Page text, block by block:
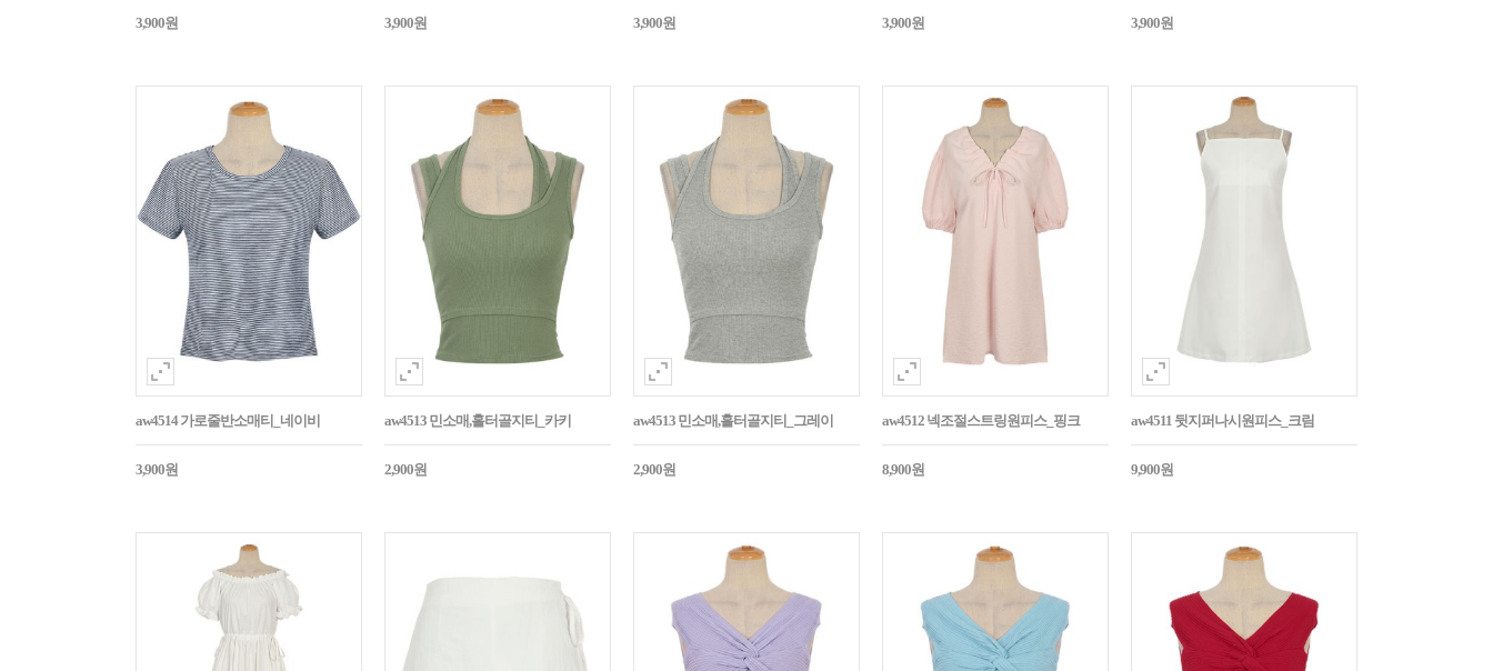
3,900원 3,900원 3,900원 3,900원 3,900원
aw4514 가로줄반소매티_네이비
3,900원
aw4513 민소매,홀터골지티_카키
2,900원
aw4513 민소매,홀터골지티_그레이
2,900원
aw4512 넥조절스트링원피스_핑크
8,900원
aw4511 뒷지퍼나시원피스_크림
9,900원